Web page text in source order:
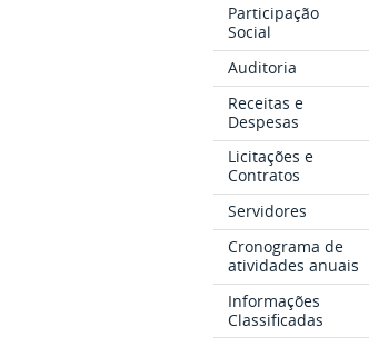
Participação
Social
Auditoria
Receitas e
Despesas
Licitações e
Contratos
Servidores
Cronograma de
atividades anuais
Informações
Classificadas